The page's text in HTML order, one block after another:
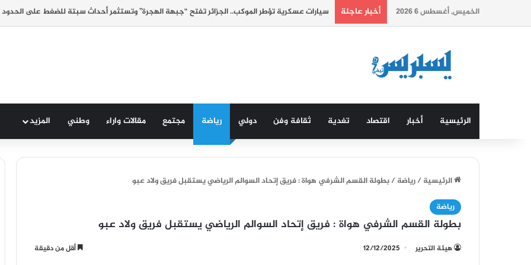
الخميس, أغسطس 6 2026 أخبار عاجلة سيارات عسكرية تؤطر الموكب.. الجزائر تفتح “جبهة الهجرة” وتستثمر أحداث سبتة للضغط على الحدود
الرئيسية أخبار اقتصاد تغدية ثقافة وفن دولي رياضة مجتمع مقالات واراء وطني المزيد
الرئيسية/رياضة/بطولة القسم الشرفي هواة : فريق إتحاد السوالم الرياضي يستقبل فريق ولاد عبو
رياضة
بطولة القسم الشرفي هواة : فريق إتحاد السوالم الرياضي يستقبل فريق ولاد عبو
هيئة التحرير 12/12/2025 أقل من دقيقة